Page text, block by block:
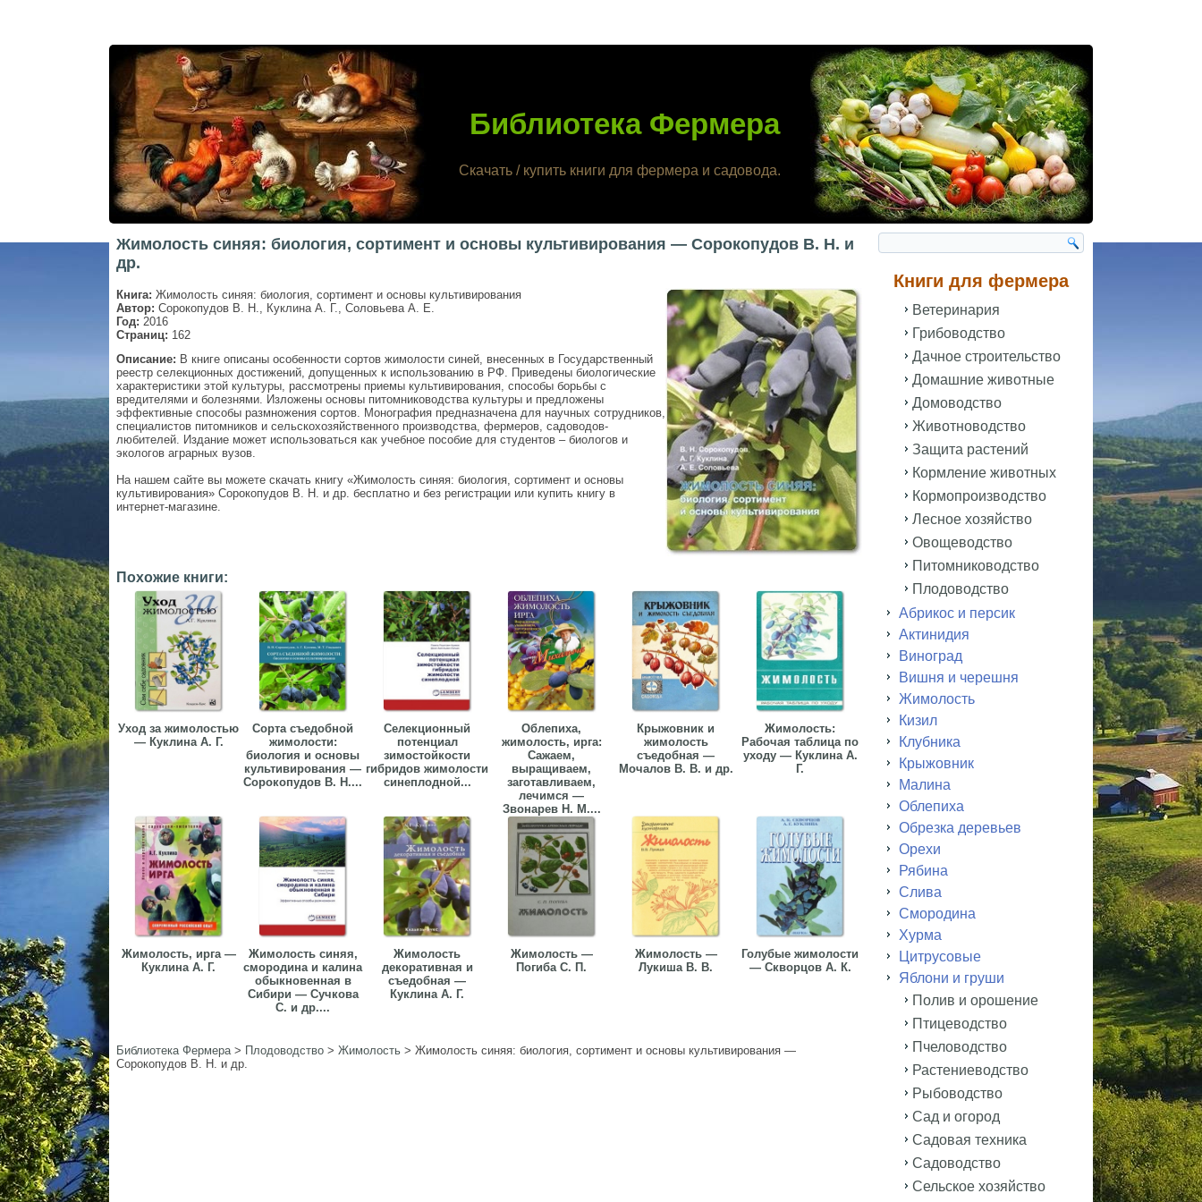
Библиотека Фермера
Скачать / купить книги для фермера и садовода.
Жимолость синяя: биология, сортимент и основы культивирования — Сорокопудов В. Н. и
др.
Книга: Жимолость синяя: биология, сортимент и основы культивирования
Автор: Сорокопудов В. Н., Куклина А. Г., Соловьева А. Е.
Год: 2016
Страниц: 162
Описание: В книге описаны особенности сортов жимолости синей, внесенных в Государственный
реестр селекционных достижений, допущенных к использованию в РФ. Приведены биологические
характеристики этой культуры, рассмотрены приемы культивирования, способы борьбы с
вредителями и болезнями. Изложены основы питомниководства культуры и предложены
эффективные способы размножения сортов. Монография предназначена для научных сотрудников,
специалистов питомников и сельскохозяйственного производства, фермеров, садоводов-
любителей. Издание может использоваться как учебное пособие для студентов – биологов и
экологов аграрных вузов.
На нашем сайте вы можете скачать книгу «Жимолость синяя: биология, сортимент и основы
культивирования» Сорокопудов В. Н. и др. бесплатно и без регистрации или купить книгу в
интернет-магазине.
Похожие книги:
Уход за жимолостью
— Куклина А. Г.
Сорта съедобной
жимолости:
биология и основы
культивирования —
Сорокопудов В. Н....
Селекционный
потенциал
зимостойкости
гибридов жимолости
синеплодной...
Облепиха,
жимолость, ирга:
Сажаем,
выращиваем,
заготавливаем,
лечимся —
Звонарев Н. М....
Крыжовник и
жимолость
съедобная —
Мочалов В. В. и др.
Жимолость:
Рабочая таблица по
уходу — Куклина А.
Г.
Жимолость, ирга —
Куклина А. Г.
Жимолость синяя,
смородина и калина
обыкновенная в
Сибири — Сучкова
С. и др....
Жимолость
декоративная и
съедобная —
Куклина А. Г.
Жимолость —
Погиба С. П.
Жимолость —
Лукиша В. В.
Голубые жимолости
— Скворцов А. К.
Библиотека Фермера> Плодоводство > Жимолость > Жимолость синяя: биология, сортимент и основы культивирования —
Сорокопудов В. Н. и др.
Книги для фермера
Ветеринария
Грибоводство
Дачное строительство
Домашние животные
Домоводство
Животноводство
Защита растений
Кормление животных
Кормопроизводство
Лесное хозяйство
Овощеводство
Питомниководство
Плодоводство
Абрикос и персик
Актинидия
Виноград
Вишня и черешня
Жимолость
Кизил
Клубника
Крыжовник
Малина
Облепиха
Обрезка деревьев
Орехи
Рябина
Слива
Смородина
Хурма
Цитрусовые
Яблони и груши
Полив и орошение
Птицеводство
Пчеловодство
Растениеводство
Рыбоводство
Сад и огород
Садовая техника
Садоводство
Сельское хозяйство